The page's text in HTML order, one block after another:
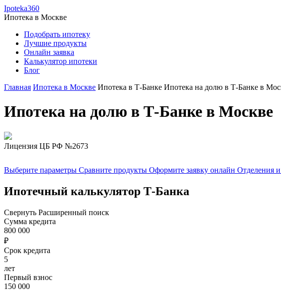
Ipoteka360
Ипотека в Москве
Подобрать ипотеку
Лучшие продукты
Онлайн заявка
Калькулятор ипотеки
Блог
Главная Ипотека в Москве Ипотека в Т-Банке Ипотека на долю в Т-Банке в
Ипотека на долю в Т-Банке в Москве
Лицензия ЦБ РФ №2673
Выберите параметры Сравните продукты Оформите заявку онлайн Отделения
Ипотечный калькулятор Т-Банка
Свернуть Расширенный поиск
Сумма кредита
800 000
₽
Срок кредита
5
лет
Первый взнос
150 000